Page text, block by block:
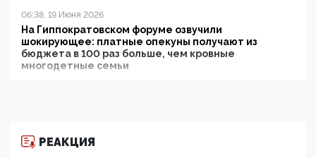
06:38, 19 Июня 2026
На Гиппократовском форуме озвучили
шокирующее: платные опекуны получают из
бюджета в 100 раз больше, чем кровные
многодетные семьи
11:53, 09 Июня 2026
РЕАКЦИЯ